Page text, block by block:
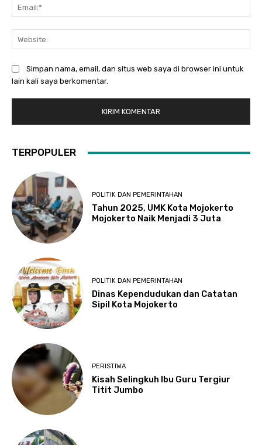
Simpan nama, email, dan situs web saya di browser ini untuk
lain kali saya berkomentar.
TERPOPULER
POLITIK DAN PEMERINTAHAN
Tahun 2025, UMK Kota Mojokerto
Mojokerto Naik Menjadi 3 Juta
POLITIK DAN PEMERINTAHAN
Dinas Kependudukan dan Catatan
Sipil Kota Mojokerto
PERISTIWA
Kisah Selingkuh Ibu Guru Tergiur
Titit Jumbo